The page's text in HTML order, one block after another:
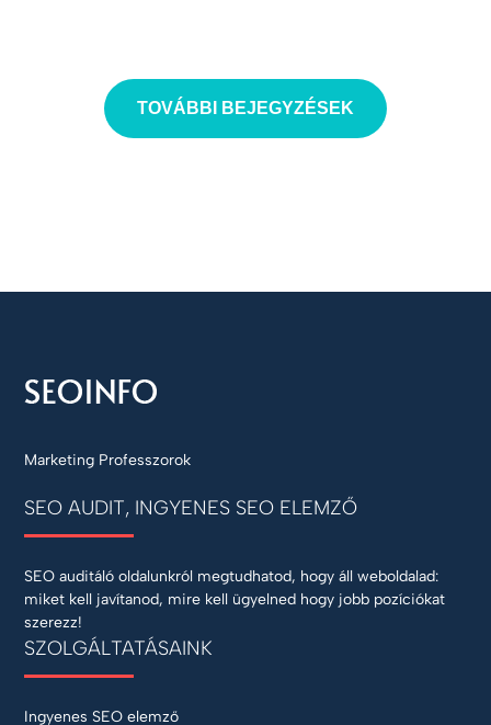
TOVÁBBI BEJEGYZÉSEK
Marketing Professzorok
SEO AUDIT, INGYENES SEO ELEMZŐ
SEO auditáló oldalunkról megtudhatod, hogy áll weboldalad:
miket kell javítanod, mire kell ügyelned hogy jobb pozíciókat
szerezz!
SZOLGÁLTATÁSAINK
Ingyenes SEO elemző